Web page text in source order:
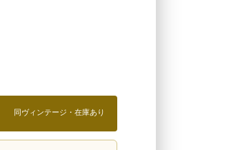
同ヴィンテージ・在庫あり